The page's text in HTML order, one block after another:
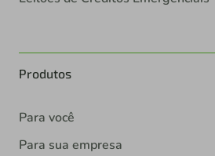
Produtos
Para você
Para sua empresa